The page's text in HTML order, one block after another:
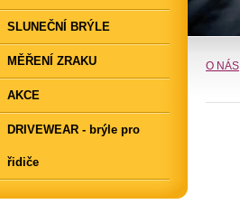
O NÁS
SLUNEČNÍ BRÝLE
MĚŘENÍ ZRAKU
AKCE
DRIVEWEAR - brýle pro
řidiče